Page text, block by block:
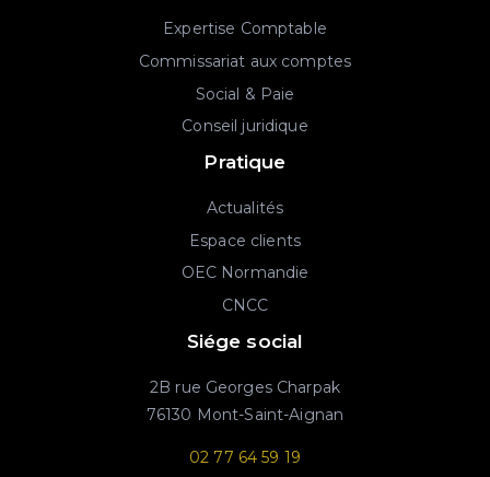
Expertise Comptable
Commissariat aux comptes
Social & Paie
Conseil juridique
Pratique
Actualités
Espace clients
OEC Normandie
CNCC
Siége social
2B rue Georges Charpak
76130 Mont-Saint-Aignan
02 77 64 59 19